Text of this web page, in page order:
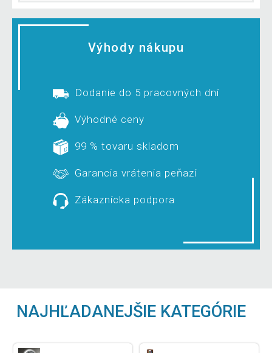
Výhody nákupu
Dodanie do 5 pracovných dní
Výhodné ceny
99 % tovaru skladom
Garancia vrátenia peňazí
Zákaznícka podpora
NAJHĽADANEJŠIE KATEGÓRIE